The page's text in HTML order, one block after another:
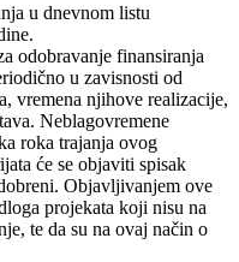
u dnevnom listu
odobravanje finansiranja
u zavisnosti od
vremena njihove realizacije,
Neblagovremene
roka trajanja ovog
će se objaviti spisak
Objavljivanjem ove
projekata koji nisu na
te da su na ovaj način o